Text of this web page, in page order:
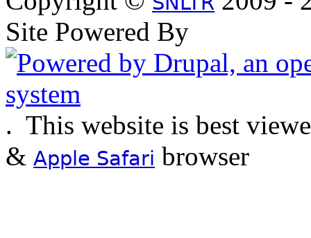
Site Powered By
. This website is best
& Apple Safari browser